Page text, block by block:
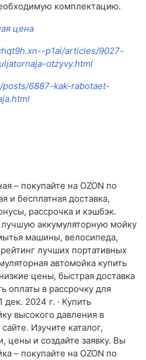
комплектацию.
цена
p1ai/articles/9027-
otzyvy.html
6887-kak-rabotaet-
– покупайте на OZON по
и бесплатная доставка,
рассрочка и кэшбэк.
аккумуляторную мойку
машины, велосипеда,
лучших портативных
автомойка купить
цены, быстрая доставка
оплаты в рассрочку для
2024 г. · Купить
высокого давления в
Изучите каталог,
цены и создайте заявку. Вы
– покупайте на OZON по